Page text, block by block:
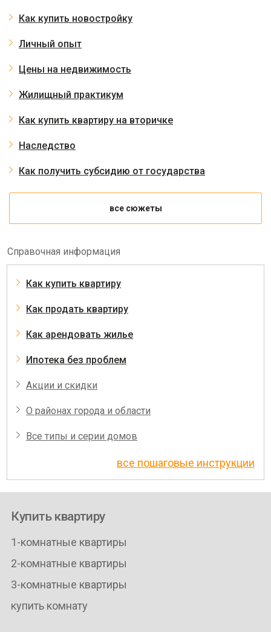
Как купить новостройку
Личный опыт
Цены на недвижимость
Жилищный практикум
Как купить квартиру на вторичке
Наследство
Как получить субсидию от государства
все сюжеты
Справочная информация
Как купить квартиру
Как продать квартиру
Как арендовать жилье
Ипотека без проблем
Акции и скидки
О районах города и области
Все типы и серии домов
все пошаговые инструкции
Купить квартиру
1-комнатные квартиры
2-комнатные квартиры
3-комнатные квартиры
купить комнату